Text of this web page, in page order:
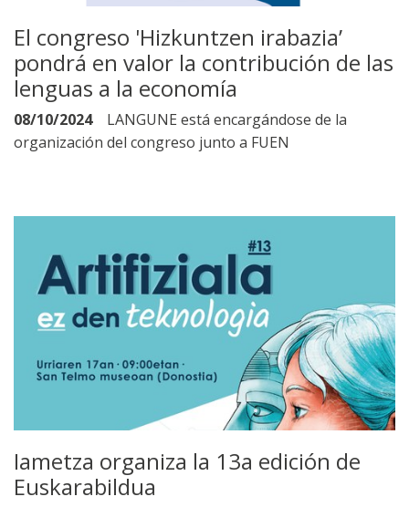
El congreso 'Hizkuntzen irabazia’
pondrá en valor la contribución de las
lenguas a la economía
08/10/2024
LANGUNE está encargándose de la
organización del congreso junto a FUEN
Iametza organiza la 13a edición de
Euskarabildua